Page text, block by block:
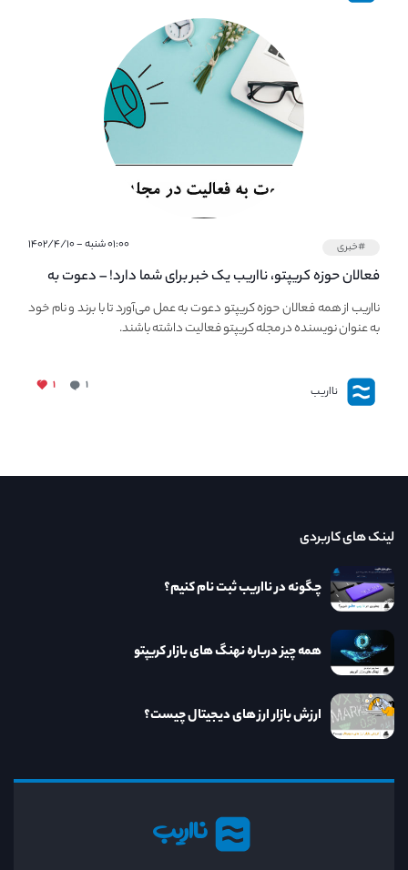
#خبری ۰۱:۰۰ شنبه - ۱۴۰۲/۴/۱۰
فعالان حوزه کریپتو، نااریب یک خبر برای شما دارد! – دعوت به
فعالیت در مجله کریپتو
نااریب از همه فعالان حوزه کریپتو دعوت به عمل می‌آورد تا با برند و نام خود
به عنوان نویسنده در مجله کریپتو فعالیت داشته باشند.
نااریب ۱ ۱
نااریب
لینک های کاربردی
چگونه در نااریب ثبت نام کنیم؟
همه چیز درباره نهنگ های بازار کریپتو
ارزش بازار ارز های دیجیتال چیست؟